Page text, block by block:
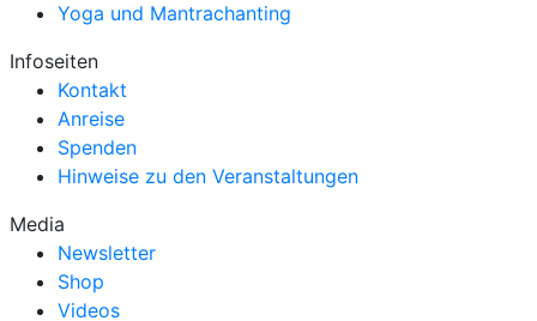
Yoga und Mantrachanting
Infoseiten
Kontakt
Anreise
Spenden
Hinweise zu den Veranstaltungen
Media
Newsletter
Shop
Videos